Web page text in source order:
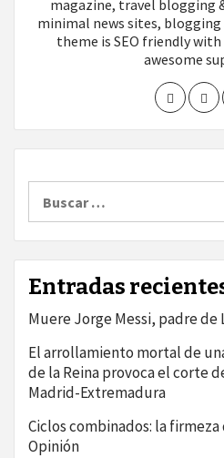
magazine, travel blogging
minimal news sites, blogging
theme is SEO friendly
awesome
Entradas
Muere Jorge Messi, padre de
El arrollamiento mortal de
de la Reina provoca el corte
Madrid-Extremadura
Ciclos combinados: la
Opinión